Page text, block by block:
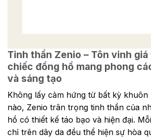
Tinh thần Zenio – Tôn vinh
chiếc đồng hồ mang phong
và sáng tạo
Không lấy cảm hứng từ bất kỳ
nào, Zenio trân trọng tinh thần của
hồ có thiết kế táo bạo và hiện đại.
chỉ trên dây da đều thể hiện sự hòa